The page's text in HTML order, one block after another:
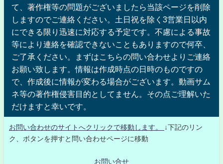
て、著作権等の問題がございましたら当該ページを削除
しますのでご連絡ください。土日祝を除く3営業日以内
にできる限り迅速に対応する予定です。不慮による事故
等により連絡を確認できないこともありますので何卒、
ご了承ください。まずはこちらの問い合わせよりご連絡
お願い致します。情報は作成時点の日時のものですの
で、作成後に情報が変わる場合がございます。動画サム
ネ等の著作権侵害目的としてません。その点ご理解いた
だけますと幸いです。
お問い合わせのサイトへクリックで移動します。
↓下記のリン
ク、ボタンを押すと問い合わせページに移動
お問い合せ